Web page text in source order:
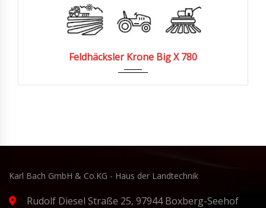
Feldhäcksler Krone Big X 780
Karl Bach GmbH & Co.KG - Haus der Landtechnik
Rudolf Diesel Straße 25, 97944 Boxberg-Seehof